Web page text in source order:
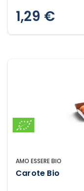
1,29 €
AMO ESSERE BIO
Carote Bio